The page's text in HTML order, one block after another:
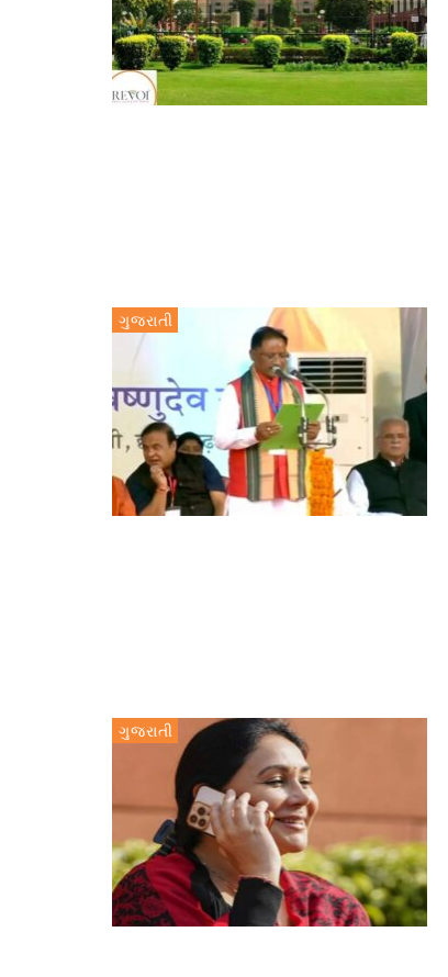
ગુજરાતી
ગુજરાતી